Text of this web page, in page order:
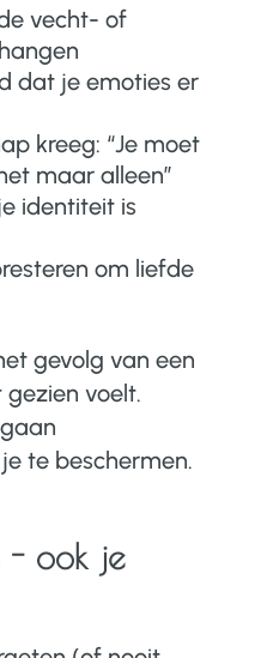
vecht- of
dat je emoties er
kreeg: “Je moet
maar alleen”
identiteit is
om liefde
gevolg van een
voelt.
te beschermen.
- ook je